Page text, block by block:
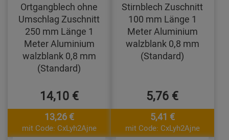
Ortgangblech ohne
Umschlag Zuschnitt
250 mm Länge 1
Meter Aluminium
walzblank 0,8 mm
(Standard)
14,10 €
13,26 €
mit Code: CxLyh2Ajne
Stirnblech Zuschnitt
100 mm Länge 1
Meter Aluminium
walzblank 0,8 mm
(Standard)
5,76 €
5,41 €
mit Code: CxLyh2Ajne